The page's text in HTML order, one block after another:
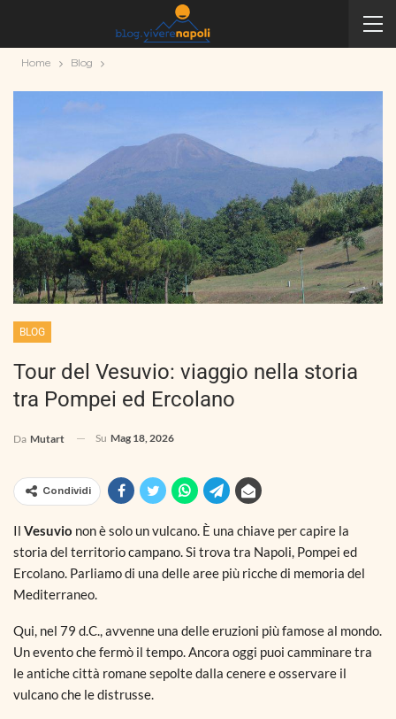
Home Blog
BLOG
Tour del Vesuvio: viaggio nella storia
tra Pompei ed Ercolano
Da Mutart Su Mag 18, 2026
Condividi
Il Vesuvio non è solo un vulcano. È una chiave per capire la
storia del territorio campano. Si trova tra Napoli, Pompei ed
Ercolano. Parliamo di una delle aree più ricche di memoria del
Mediterraneo.
Qui, nel 79 d.C., avvenne una delle eruzioni più famose al mondo.
Un evento che fermò il tempo. Ancora oggi puoi camminare tra
le antiche città romane sepolte dalla cenere e osservare il
vulcano che le distrusse.